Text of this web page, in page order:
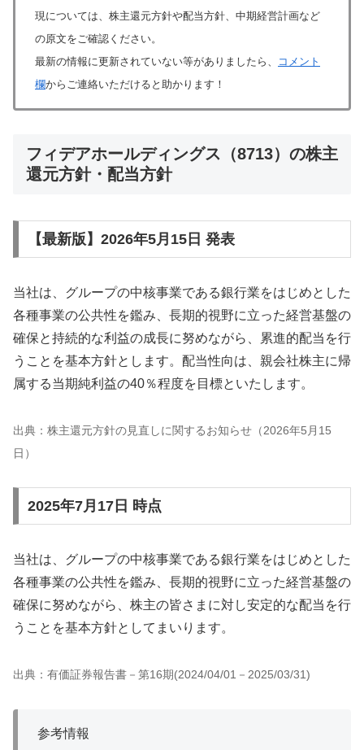
現については、株主還元方針や配当方針、中期経営計画など
の原文をご確認ください。
最新の情報に更新されていない等がありましたら、
コメント
欄からご連絡いただけると助かります！
フィデアホールディングス（8713）の株主
還元方針・配当方針
【最新版】2026年5月15日 発表
当社は、グループの中核事業である銀行業をはじめとした
各種事業の公共性を鑑み、長期的視野に立った経営基盤の
確保と持続的な利益の成長に努めながら、累進的配当を行
うことを基本方針とします。配当性向は、親会社株主に帰
属する当期純利益の40％程度を目標といたします。
出典：株主還元方針の見直しに関するお知らせ（2026年5月15
日）
2025年7月17日 時点
当社は、グループの中核事業である銀行業をはじめとした
各種事業の公共性を鑑み、長期的視野に立った経営基盤の
確保に努めながら、株主の皆さまに対し安定的な配当を行
うことを基本方針としてまいります。
出典：有価証券報告書－第16期(2024/04/01－2025/03/31)
参考情報